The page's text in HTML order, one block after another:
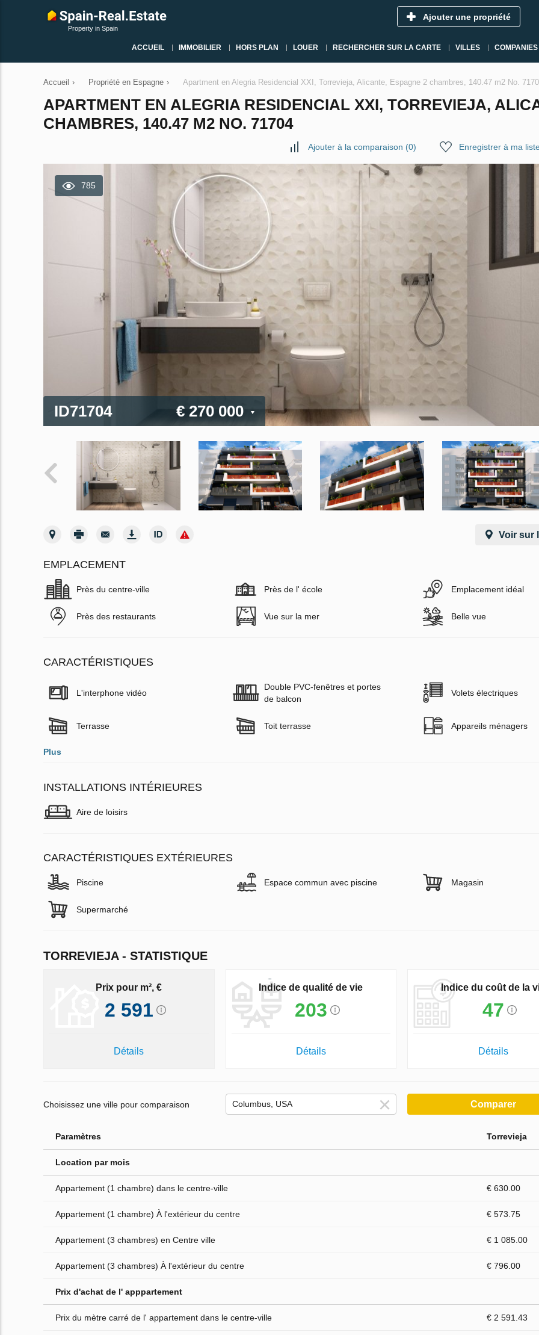
Property in Spain
Ajouter une propriété
ACCUEIL IMMOBILIER HORS PLAN LOUER RECHERCHER SUR LA CARTE VILLES COMPANIES
Accueil › Propriété en Espagne › Apartment en Alegria Residencial XXI, Torrevieja, Alicante, Espagne 2 chambres, 140.47 m2 No.
APARTMENT EN ALEGRIA RESIDENCIAL XXI, TORREVIEJA,
CHAMBRES, 140.47 M2 NO. 71704
Ajouter à la comparaison (0) Enregistrer à ma
785
ID71704 € 270 000
Voir sur
EMPLACEMENT
Près du centre-ville Près de l' école Emplacement idéal
Près des restaurants Vue sur la mer Belle vue
CARACTÉRISTIQUES
L'interphone vidéo
Double PVC-fenêtres et portes
de balcon
Volets électriques
Terrasse Toit terrasse Appareils ménagers
Plus
INSTALLATIONS INTÉRIEURES
Aire de loisirs
CARACTÉRISTIQUES EXTÉRIEURES
Piscine Espace commun avec piscine Magasin
Supermarché
TORREVIEJA - STATISTIQUE
Prix pour m², €
2 591
Détails
Indice de qualité de vie
203
Détails
Indice du coût de la
47
Détails
Choisissez une ville pour comparaison Comparer
Paramètres Torrevieja
Location par mois
Appartement (1 chambre) dans le centre-ville € 630.00
Appartement (1 chambre) À l'extérieur du centre € 573.75
Appartement (3 chambres) en Centre ville € 1 085.00
Appartement (3 chambres) À l'extérieur du centre € 796.00
Prix d'achat de l' apppartement
Prix du mètre carré de l' appartement dans le centre-ville € 2 591.43